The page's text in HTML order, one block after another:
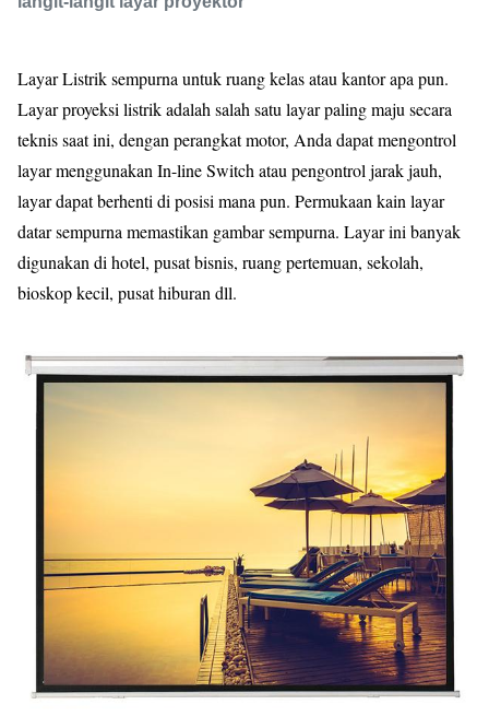
Layar Listrik sempurna untuk ruang kelas atau kantor apa pun.
Layar proyeksi listrik adalah salah satu layar paling maju secara
teknis saat ini, dengan perangkat motor, Anda dapat mengontrol
layar menggunakan In-line Switch atau pengontrol jarak jauh,
layar dapat berhenti di posisi mana pun. Permukaan kain layar
datar sempurna memastikan gambar sempurna. Layar ini banyak
digunakan di hotel, pusat bisnis, ruang pertemuan, sekolah,
bioskop kecil, pusat hiburan dll.